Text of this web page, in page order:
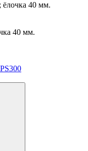
40 мм.
40 мм.